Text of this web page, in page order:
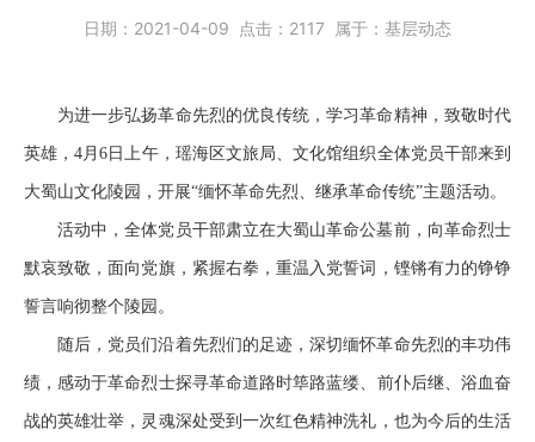
日期： 2021-04-09 点击： 2117 属于： 基层动态
为进一步弘扬革命先烈的优良传统，学习革命精神，致敬时代
英雄，4月6日上午，瑶海区文旅局、文化馆组织全体党员干部来到
大蜀山文化陵园，开展“缅怀革命先烈、继承革命传统”主题活动。
活动中，全体党员干部肃立在大蜀山革命公墓前，向革命烈士
默哀致敬，面向党旗，紧握右拳，重温入党誓词，铿锵有力的铮铮
誓言响彻整个陵园。
随后，党员们沿着先烈们的足迹，深切缅怀革命先烈的丰功伟
绩，感动于革命烈士探寻革命道路时筚路蓝缕、前仆后继、浴血奋
战的英雄壮举，灵魂深处受到一次红色精神洗礼，也为今后的生活